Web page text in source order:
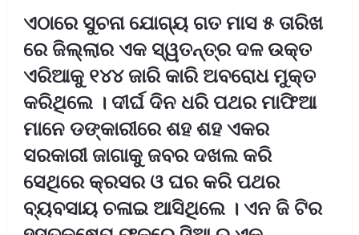
ଏଠାରେ ସୁଚନା ଯୋଗ୍ୟ ଗତ ମାସ ୫ ତାରିଖ
ରେ ଜିଲ୍ଲାର ଏକ ସ୍ୱତନ୍ତ୍ର ଦଳ ଉକ୍ତ
ଏରିଆକୁ ୧୪୪ ଜାରି କାରି ଅବରୋଧ ମୁକ୍ତ
କରିଥିଲେ । ଦୀର୍ଘ ଦିନ ଧରି ପଥର ମାଫିଆ
ମାନେ ଡଙ୍କାରୀରେ ଶହ ଶହ ଏକର
ସରକାରୀ ଜାଗାକୁ ଜବର ଦଖଲ କରି
ସେଥିରେ କ୍ରସର ଓ ଘର କରି ପଥର
ବ୍ୟବସାୟ ଚଳାଇ ଆସିଥିଲେ । ଏନ ଜି ଟିର